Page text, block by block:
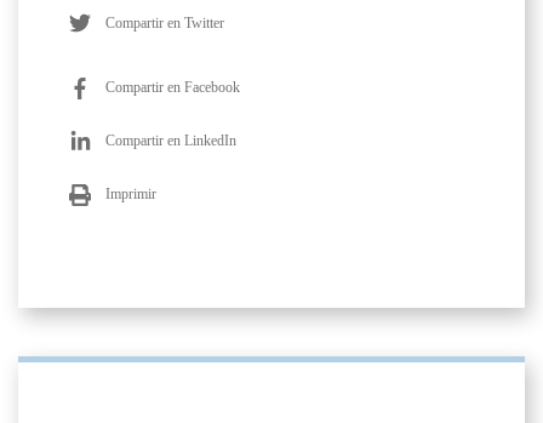
Compartir en Twitter
Compartir en Facebook
Compartir en LinkedIn
Imprimir